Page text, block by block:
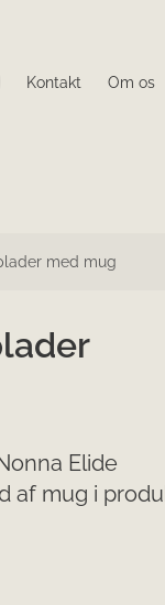
Kontakt Om os
med mug
Elide
af mug i